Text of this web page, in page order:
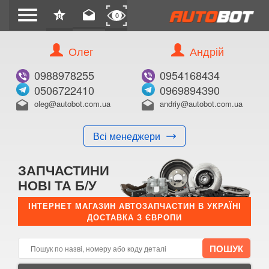
menu star
0 drafts 0
Олег
0988978255
0506722410
drafts oleg@autobot.com.ua
Всі менеджери
Андрій
0954168434
0969894390
drafts andriy@autobot.com.ua
ЗАПЧАСТИНИ
НОВІ ТА Б/У
ІНТЕРНЕТ МАГАЗИН АВТОЗАПЧАСТИН В УКРАЇНІ
ДОСТАВКА З ЄВРОПИ
КУПИТИ
Оригінальний номер:
Примітка:
E-mail:
Телефон: